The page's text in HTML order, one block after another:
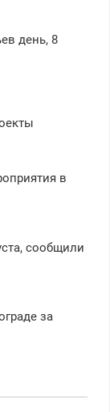
день, 8
в
сообщили
за